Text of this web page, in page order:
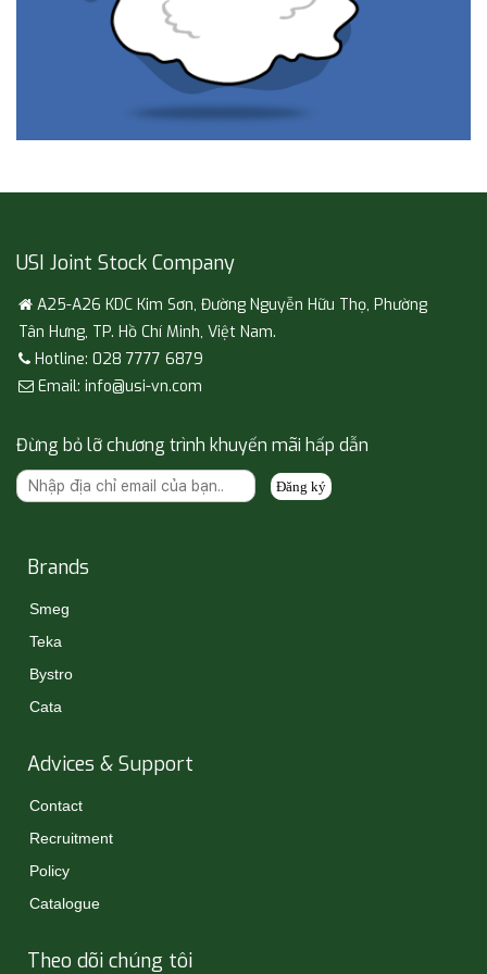
USI Joint Stock Company
A25-A26 KDC Kim Sơn, Đường Nguyễn Hữu Thọ, Phường
Tân Hưng, TP. Hồ Chí Minh, Việt Nam.
Hotline: 028 7777 6879
Email: info@usi-vn.com
Đừng bỏ lỡ chương trình khuyến mãi hấp dẫn
Đăng ký
Brands
Smeg
Teka
Bystro
Cata
Advices & Support
Contact
Recruitment
Policy
Catalogue
Theo dõi chúng tôi